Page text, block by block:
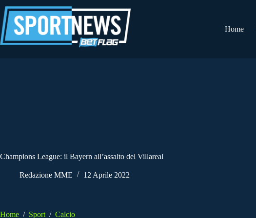
al
contenuto
Home
Champions League: il Bayern all’assalto del Villareal
Redazione MME 12 Aprile 2022
Home / Sport / Calcio